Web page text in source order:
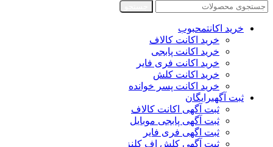
خرید اکانتمحبوب
خرید اکانت کالاف
خرید اکانت پابجی
خرید اکانت فری فایر
خرید اکانت کلش
خرید اکانت پسر خوانده
ثبت آگهیرایگان
ثبت آگهی اکانت کالاف
ثبت آگهی پابجی موبایل
ثبت اگهی فری فایر
ثبت آگهی کلش اف کلنز